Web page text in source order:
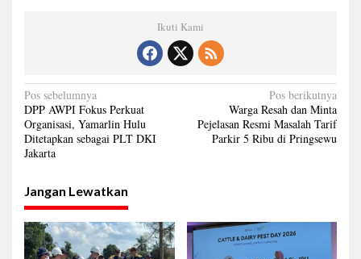
Ikuti Kami
N
a
v
g
a
s
Pos sebelumnya
DPP AWPI Fokus Perkuat
Organisasi, Yamarlin Hulu
Ditetapkan sebagai PLT DKI
Jakarta
Pos berikutnya
Warga Resah dan Minta
Pejelasan Resmi Masalah Tarif
Parkir 5 Ribu di Pringsewu
Jangan Lewatkan